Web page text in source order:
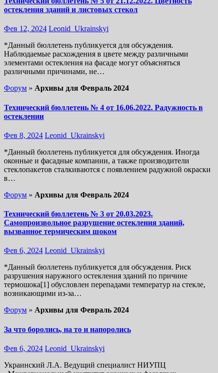
остекления зданий и листовых стекол
Фев 12, 2024 Leonid_Ukrainskyi
*Данный бюллетень публикуется для обсуждения.
Наблюдаемые расхождения в цвете между различными
элементами остекления на фасаде могут объясняться
различными причинами, не…
Форум » Архивы для Февраль 2024
Технический бюллетень № 4 от 16.06.2022. Радужность в
остеклении
Фев 8, 2024 Leonid_Ukrainskyi
*Данный бюллетень публикуется для обсуждения. Иногда
оконные и фасадные компании, а также производители
стеклопакетов сталкиваются с появлением радужной окраски
в…
Форум » Архивы для Февраль 2024
Технический бюллетень № 3 от 20.03.2023.
Самопроизвольное разрушение остекления зданий,
вызванное термическим шоком
Фев 6, 2024 Leonid_Ukrainskyi
*Данный бюллетень публикуется для обсуждения. Риск
разрушения наружного остекления зданий по причине
термошока[1] обусловлен перепадами температур на стекле,
возникающими из-за…
Форум » Архивы для Февраль 2024
За что боролись, на то и напоролись
Фев 6, 2024 Leonid_Ukrainskyi
Украинский Л.А. Ведущий специалист НИУПЦ